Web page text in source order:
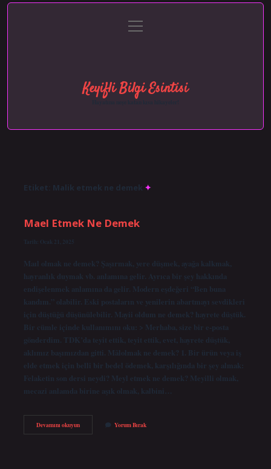
Gizlilik Politikası
menüyü
aç
Keyifli Bilgi Esintisi
Hayatına neşe katan kısa hikayeler!
Etiket: Malik etmek ne demek
Mael Etmek Ne Demek
Tarih: Ocak 21, 2025
Maıl olmak ne demek? Şaşırmak, yere düşmek, ayağa kalkmak,
hayranlık duymak vb. anlamına gelir. Ayrıca bir şey hakkında
endişelenmek anlamına da gelir. Modern eşdeğeri “Ben buna
kandım.” olabilir. Eski postaların ve yenilerin abartmayı sevdikleri
için düştüğü düşünülebilir. Mayii oldum ne demek? hayrete düştük.
Bir cümle içinde kullanımını oku: > Merhaba, size bir e-posta
gönderdim. TDK’da teyit ettik, teyit ettik, evet, hayrete düştük,
aklımız başımızdan gitti. Mâlolmak ne demek? 1. Bir ürün veya iş
elde etmek için belli bir bedel ödemek, karşılığında bir şey almak:
Felaketin son dersi neydi? Meyl etmek ne demek? Meyilli olmak,
mecazi anlamda birine aşık olmak, kalbini…
Devamını okuyunMael
Etmek
Yorum Bırak